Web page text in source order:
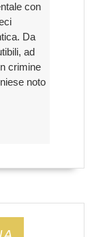
con
Da
ad
crimine
noto